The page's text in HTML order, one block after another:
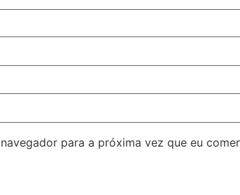
para a próxima vez que eu